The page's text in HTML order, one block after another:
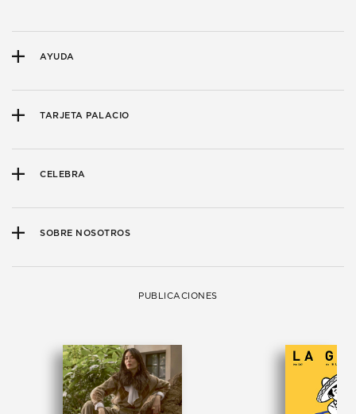
AYUDA
TARJETA PALACIO
CELEBRA
SOBRE NOSOTROS
PUBLICACIONES